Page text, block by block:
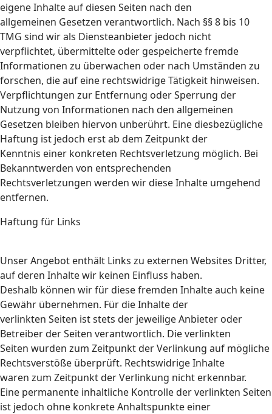
eigene Inhalte auf diesen Seiten nach den
allgemeinen Gesetzen verantwortlich. Nach §§ 8 bis 10
TMG sind wir als Diensteanbieter jedoch nicht
verpflichtet, übermittelte oder gespeicherte fremde
Informationen zu überwachen oder nach Umständen zu
forschen, die auf eine rechtswidrige Tätigkeit hinweisen.
Verpflichtungen zur Entfernung oder Sperrung der
Nutzung von Informationen nach den allgemeinen
Gesetzen bleiben hiervon unberührt. Eine diesbezügliche
Haftung ist jedoch erst ab dem Zeitpunkt der
Kenntnis einer konkreten Rechtsverletzung möglich. Bei
Bekanntwerden von entsprechenden
Rechtsverletzungen werden wir diese Inhalte umgehend
entfernen.
Haftung für Links
Unser Angebot enthält Links zu externen Websites Dritter,
auf deren Inhalte wir keinen Einfluss haben.
Deshalb können wir für diese fremden Inhalte auch keine
Gewähr übernehmen. Für die Inhalte der
verlinkten Seiten ist stets der jeweilige Anbieter oder
Betreiber der Seiten verantwortlich. Die verlinkten
Seiten wurden zum Zeitpunkt der Verlinkung auf mögliche
Rechtsverstöße überprüft. Rechtswidrige Inhalte
waren zum Zeitpunkt der Verlinkung nicht erkennbar.
Eine permanente inhaltliche Kontrolle der verlinkten Seiten
ist jedoch ohne konkrete Anhaltspunkte einer